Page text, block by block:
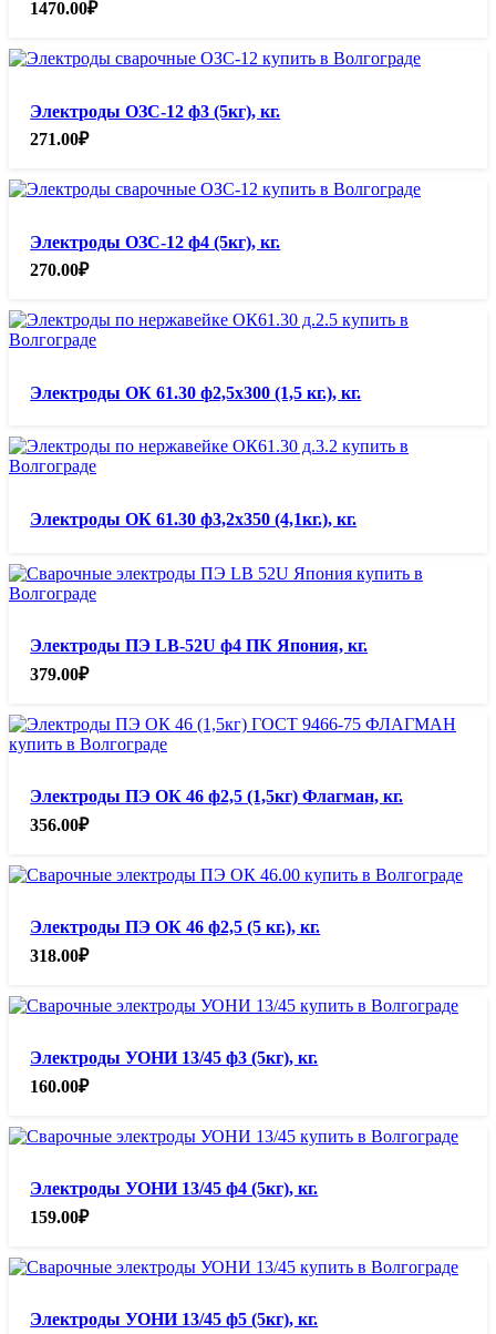
1470.00₽
Электроды ОЗС-12 ф3 (5кг), кг.
271.00₽
Электроды ОЗС-12 ф4 (5кг), кг.
270.00₽
Электроды ОК 61.30 ф2,5х300 (1,5 кг.), кг.
Электроды ОК 61.30 ф3,2х350 (4,1кг.), кг.
Электроды ПЭ LB-52U ф4 ПК Япония, кг.
379.00₽
Электроды ПЭ ОК 46 ф2,5 (1,5кг) Флагман, кг.
356.00₽
Электроды ПЭ ОК 46 ф2,5 (5 кг.), кг.
318.00₽
Электроды УОНИ 13/45 ф3 (5кг), кг.
160.00₽
Электроды УОНИ 13/45 ф4 (5кг), кг.
159.00₽
Электроды УОНИ 13/45 ф5 (5кг), кг.